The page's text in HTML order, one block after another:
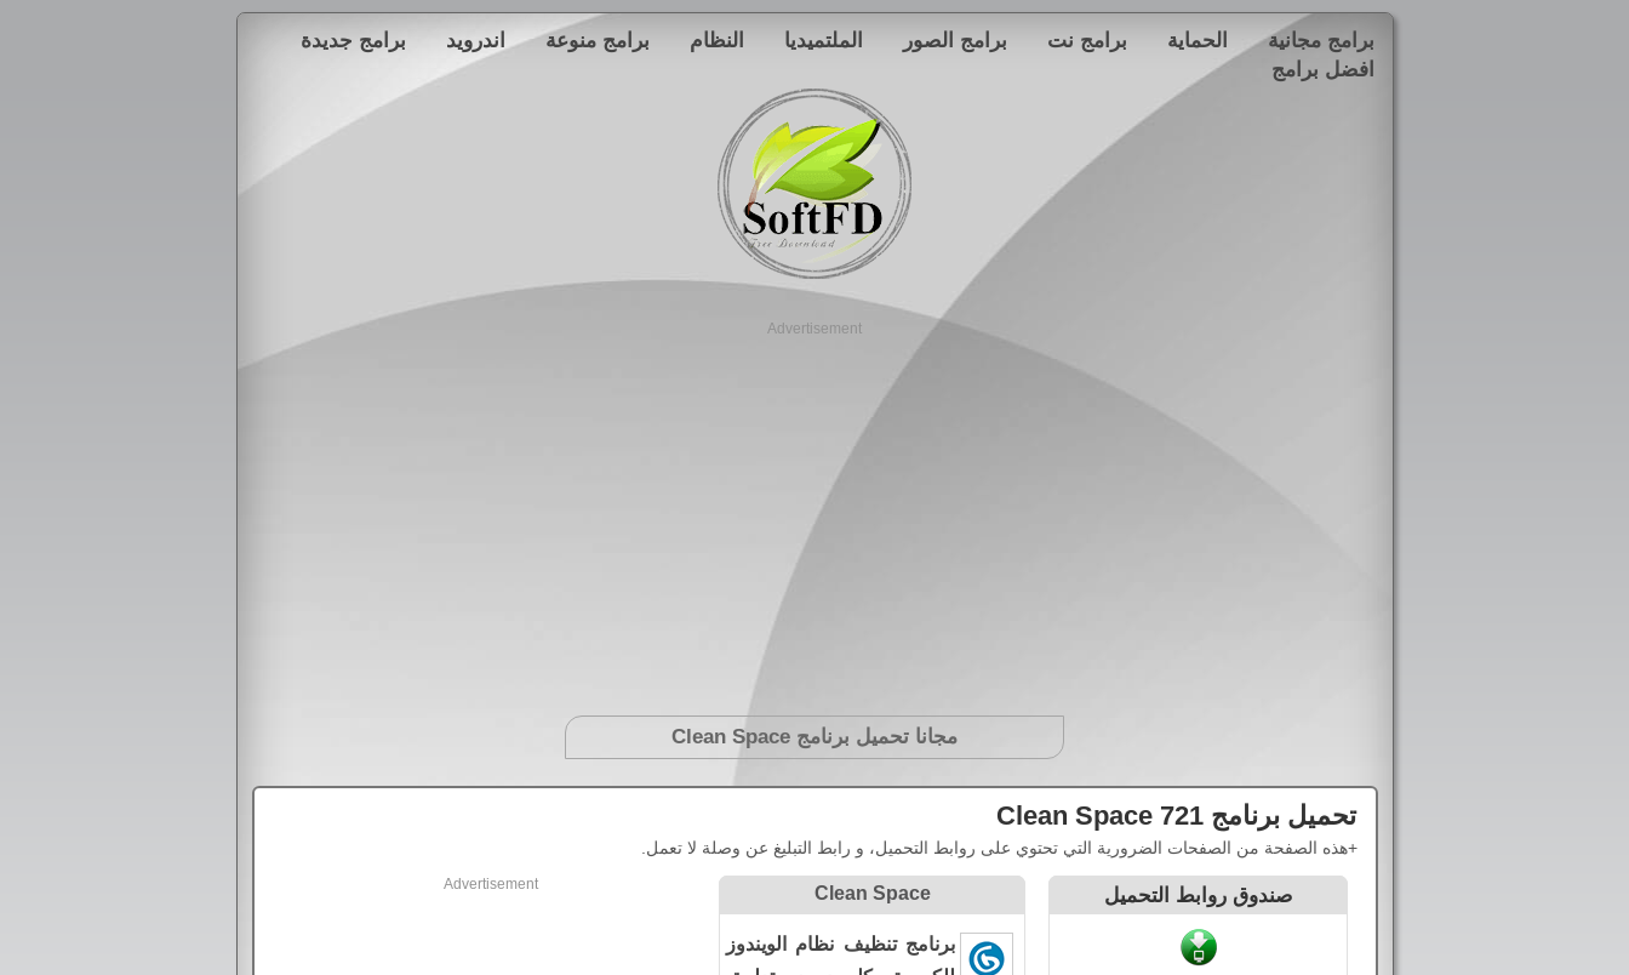
برامج مجانية الحماية برامج نت برامج الصور الملتميديا النظام برامج منوعة اندرويد
برامج جديدة
افضل برامج
Advertisement
مجانا تحميل برنامج Clean Space
تحميل برنامجClean Space 721
+هذه الصفحة من الصفحات الضرورية التي تحتوي على روابط التحميل، و رابط التبليغ عن وصلة لا تعمل.
صندوق روابط التحميل Clean Space
برنامج تنظيف نظام الويندوز
Advertisement